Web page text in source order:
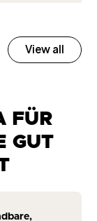
View all
FÜR
GUT